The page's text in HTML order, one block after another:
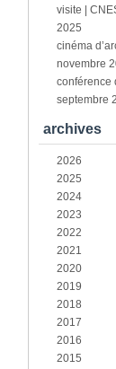
visite |
2025
cinéma
novembre
conférence
septembre
archives
2026
2025
2024
2023
2022
2021
2020
2019
2018
2017
2016
2015